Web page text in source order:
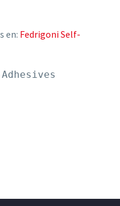
en: Fedrigoni Self-